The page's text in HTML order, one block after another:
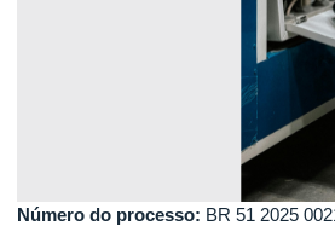
Número do processo: BR 51 2025